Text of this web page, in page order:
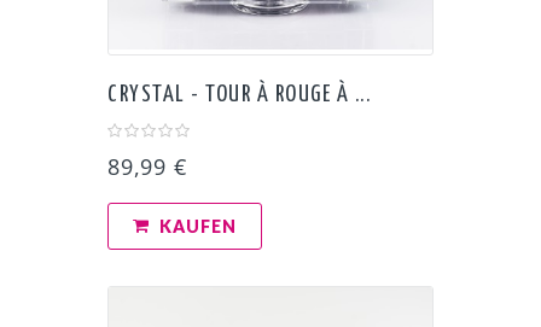
CRYSTAL - TOUR À ROUGE À ...
89,99 €
KAUFEN